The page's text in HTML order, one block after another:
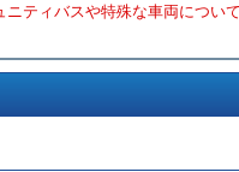
ティバスや特殊な車両につい